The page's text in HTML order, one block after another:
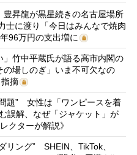
豊昇龍が黒星続きの名古屋場所
士に渡り「今日はみんなで焼肉
96万円の支出増に
」竹中平蔵氏が語る高市内閣の
場しのぎ」いま不可欠なの
摘
題” 女性は「ワンピースを着
誤解、なぜ「ジャケット」が
クターが解説》
リング” SHEIN、TikTok、